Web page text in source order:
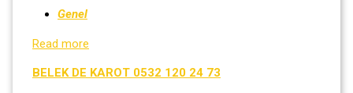
Genel
Read more
BELEK DE KAROT 0532 120 24 73